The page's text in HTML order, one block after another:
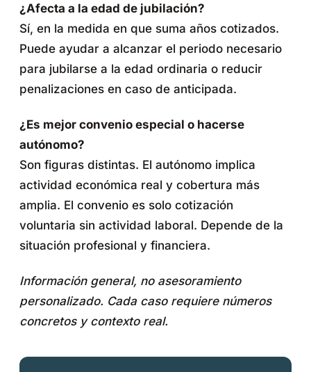
¿Afecta a la edad de jubilación?
Sí, en la medida en que suma años cotizados.
Puede ayudar a alcanzar el periodo necesario
para jubilarse a la edad ordinaria o reducir
penalizaciones en caso de anticipada.
¿Es mejor convenio especial o hacerse
autónomo?
Son figuras distintas. El autónomo implica
actividad económica real y cobertura más
amplia. El convenio es solo cotización
voluntaria sin actividad laboral. Depende de la
situación profesional y financiera.
Información general, no asesoramiento
personalizado. Cada caso requiere números
concretos y contexto real.